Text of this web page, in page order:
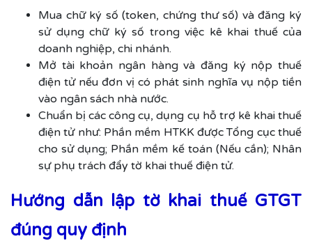
Mua chữ ký số (token, chứng thư số) và đăng ký
sử dụng chữ ký số trong việc kê khai thuế của
doanh nghiệp, chi nhánh.
Mở tài khoản ngân hàng và đăng ký nộp thuế
điện tử nếu đơn vị có phát sinh nghĩa vụ nộp tiền
vào ngân sách nhà nước.
Chuẩn bị các công cụ, dụng cụ hỗ trợ kê khai thuế
điện tử như: Phần mềm HTKK được Tổng cục thuế
cho sử dụng; Phần mềm kế toán (Nếu cần); Nhân
sự phụ trách đẩy tờ khai thuế điện tử.
Hướng dẫn lập tờ khai thuế GTGT
đúng quy định